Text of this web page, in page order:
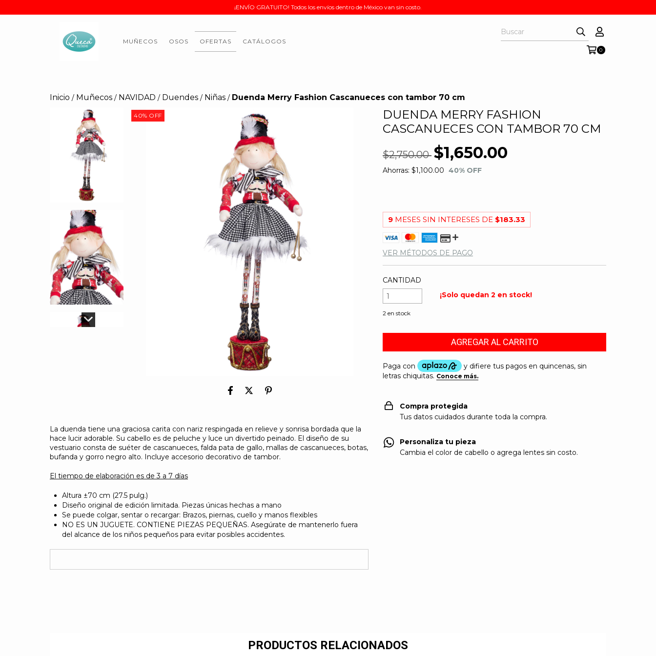
¡ENVÍO GRATUITO! Todos los envíos dentro de México van sin costo.
MUÑECOS OSOS OFERTAS CATÁLOGOS
0
Inicio / Muñecos / NAVIDAD / Duendes / Niñas / Duenda Merry Fashion Cascanueces con tambor 70 cm
40% OFF
La duenda tiene una graciosa carita con nariz respingada en relieve y sonrisa bordada que la
hace lucir adorable. Su cabello es de peluche y luce un divertido peinado. El diseño de su
vestuario consta de suéter de cascanueces, falda pata de gallo, mallas de cascanueces, botas,
bufanda y gorro negro alto. Incluye accesorio decorativo de tambor.
El tiempo de elaboración es de 3 a 7 días
Altura ±70 cm (27.5 pulg.)
Diseño original de edición limitada. Piezas únicas hechas a mano
Se puede colgar, sentar o recargar: Brazos, piernas, cuello y manos flexibles
NO ES UN JUGUETE. CONTIENE PIEZAS PEQUEÑAS. Asegúrate de mantenerlo fuera
del alcance de los niños pequeños para evitar posibles accidentes.
Nuestro duende es único ya que cada pieza lleva en su composición un impresionante y
DUENDA MERRY FASHION
CASCANUECES CON TAMBOR 70 CM
$2,750.00 $1,650.00
Ahorras: $1,100.00 40% OFF
9 MESES SIN INTERESES DE$183.33
CANTIDAD
Compra protegida
Personaliza tu pieza
PRODUCTOS RELACIONADOS